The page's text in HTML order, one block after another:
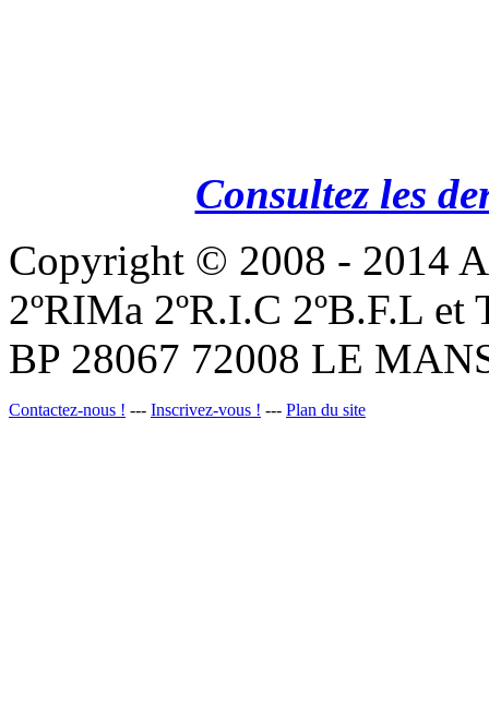
Consultez les
Copyright © 2008 - 2014
2ºRIMa 2ºR.I.C 2ºB.F.L
BP 28067 72008 LE
Contactez-nous ! --- Inscrivez-vous ! --- Plan du site